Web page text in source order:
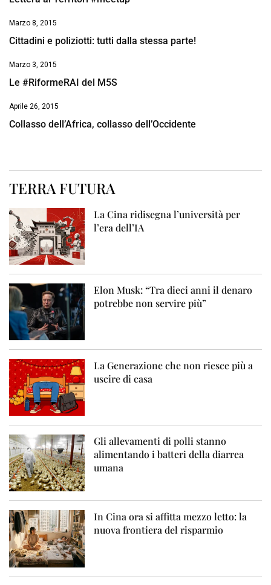
Marzo 8, 2015
Cittadini e poliziotti: tutti dalla stessa parte!
Marzo 3, 2015
Le #RiformeRAI del M5S
Aprile 26, 2015
Collasso dell’Africa, collasso dell’Occidente
TERRA FUTURA
La Cina ridisegna l’università per
l’era dell’IA
Elon Musk: “Tra dieci anni il denaro
potrebbe non servire più”
La Generazione che non riesce più a
uscire di casa
Gli allevamenti di polli stanno
alimentando i batteri della diarrea
umana
In Cina ora si affitta mezzo letto: la
nuova frontiera del risparmio